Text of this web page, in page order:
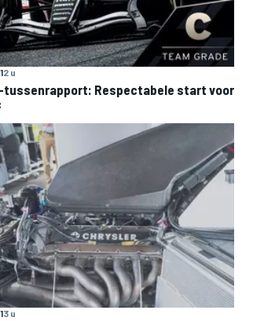
2 u
tussenrapport: Respectabele start voor
3 u